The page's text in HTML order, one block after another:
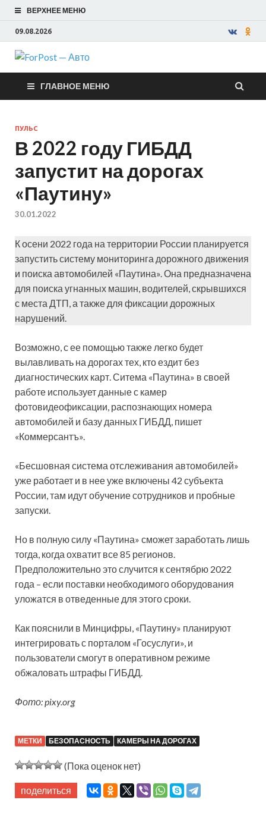
ВЕРХНЕЕ МЕНЮ
09.08.2026
ForPost —
Авто
ГЛАВНОЕ МЕНЮ
ПУЛЬС
В 2022 году ГИБДД
запустит на дорогах
«Паутину»
30.01.2022
К осени 2022 года на территории России планируется
запустить систему мониторинга дорожного движения
и поиска автомобилей «Паутина». Она предназначена
для поиска угнанных машин, водителей, скрывшихся
с места ДТП, а также для фиксации дорожных
нарушений.
Возможно, с ее помощью также легко будет
вылавливать на дорогах тех, кто ездит без
диагностических карт. Ситема «Паутина» в своей
работе использует данные с камер
фотовидеофиксации, распознающих номера
автомобилей и базу данных ГИБДД, пишет
«Коммерсантъ».
«Бесшовная система отслеживания автомобилей»
уже работает и в нее уже включены 42 субъекта
России, там идут обучение сотрудников и пробные
запуски.
Но в полную силу «Паутина» сможет заработать лишь
тогда, когда охватит все 85 регионов.
Предположительно это случится к сентябрю 2022
года – если поставки необходимого оборудования
уложатся в отведенные для этого сроки.
Как пояснили в Минцифры, «Паутину» планируют
интегрировать с порталом «Госуслуги», и
пользователи смогут в оперативном режиме
обжаловать штрафы ГИБДД.
Фото: pixy.org
МЕТКИ БЕЗОПАСНОСТЬ КАМЕРЫ НА ДОРОГАХ
(Пока оценок нет)
поделиться